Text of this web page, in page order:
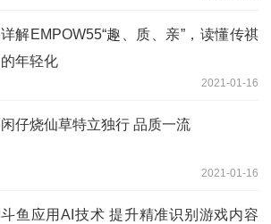
详解EMPOW55“趣、质、亲”，读懂传祺
的年轻化
2021-01-16
闲仔烧仙草特立独行 品质一流
2021-01-16
斗鱼应用AI技术 提升精准识别游戏内容